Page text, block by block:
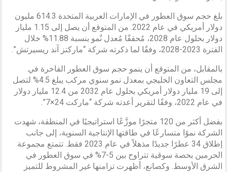
بلغ حجم سوق العطور في الإمارات العربية المتحدة 614.3 مليون
دولار أمريكي في عام 2022. من المتوقع أن يصل إلى 1.15 مليار
دولار بحلول عام 2028، مُحققًا مُعدل نُمو بنسبة 11.88% خلال
الفترة 2023-2028، وفقًا لما ذكرته شركة “ماركتز آند ريسيرتش”.
بالمقابل، من المتوقع أن ينمو حجم سوق العطور الفاخرة في
مجلس التعاون الخليجي بمعدل نمو سنوي مركب يبلغ 4.5% لتصل
إلى 19 مليار دولار أمريكي بحلول عام 2032 من 12.4 مليار دولار
في عام 2022، وفقًا لتقرير أعدته شركة “ماركت 24×7”.
بفضل أكثر من 120 متجرًا موزَّعًا استراتيجيًا في المنطقة، شهدت
الشركة نموًا متسارعًا في طاقتها الإنتاجية السنوية، إلى جانب
إطلاق 34 عطرًا جديدًا مذهلاً في عام 2023 فقط. تتمتع مجموعة
الحرمين بحصة سوقية تتراوح بين 5-7% في سوق العطور في
الشرق الأوسط. وكصانع، أظهرت تزامنها غير المشروط للتميز